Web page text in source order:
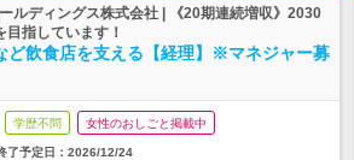
ルディングス株式会社 | 《20期連続増収》2030
指しています！
ど飲食店を支える【経理】※マネジャー募
学歴不問 女性のおしごと掲載中
了予定日： 2026/12/24